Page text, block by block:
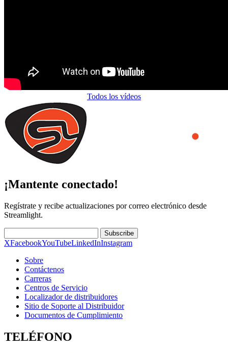
Todos los vídeos
¡Mantente conectado!
Regístrate y recibe actualizaciones por correo electrónico desde
Streamlight.
Subscribe
XFacebookYouTubeLinkedInInstagram
Sobre
Contáctenos
Carreras
Centros de Servicio
Localizador de distribuidores
Sitio de Soporte al Distribuidor
Documentos de Cumplimiento
TELÉFONO